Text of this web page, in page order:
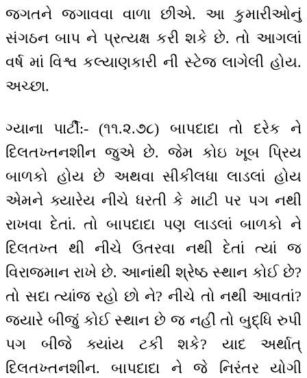
જગતને જગાવવા વાળા છીએ. આ કુમારીઓનું
સંગઠન બાપ ને પ્રત્યક્ષ કરી શકે છે. તો આગલાં
વર્ષ માં વિશ્વ કલ્યાણકારી ની સ્ટેજ લાગેલી હોય.
અચ્છા.
ગ્યાના પાર્ટી:- (૧૧.૨.૭૮) બાપદાદા તો દરેક ને
દિલતખ્તનશીન જુએ છે. જેમ કોઇ ખૂબ પ્રિય
બાળકો હોય છે અથવા સીકીલધા લાડલાં હોય
એમને ક્યારેય નીચે ધરતી કે માટી પર પગ નથી
રાખવા દેતાં. તો બાપદાદા પણ લાડલાં બાળકો ને
દિલતખ્ત થી નીચે ઉતરવા નથી દેતાં ત્યાં જ
વિરાજમાન રાખે છે. આનાંથી શ્રેષ્ઠ સ્થાન કોઈ છે?
તો સદા ત્યાંજ રહો છો ને? નીચે તો નથી આવતાં?
જ્યારે બીજું કોઈ સ્થાન છે જ નહીં તો બુદ્ધિ રુપી
પગ બીજે ક્યાંય ટકી શકે? યાદ અર્થાત્
દિલતખ્તનશીન. બાપદાદા ને જે નિરંતર યોગી